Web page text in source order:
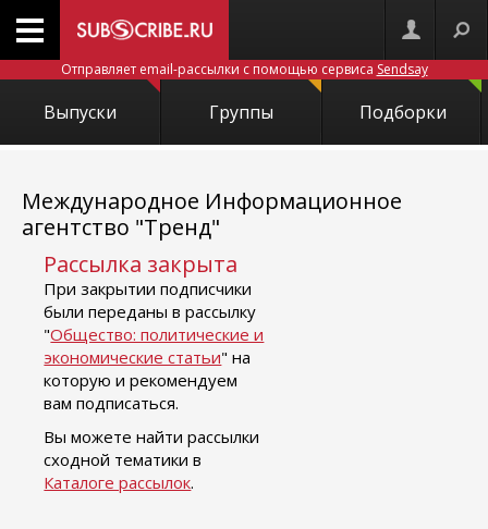
Отправляет email-рассылки с помощью сервиса Sendsay
Выпуски Группы Подборки
Международное Информационное
агентство "Тренд"
Рассылка закрыта
При закрытии подписчики
были переданы в рассылку
"Общество: политические и
экономические статьи" на
которую и рекомендуем
вам подписаться.
Вы можете найти рассылки
сходной тематики в
Каталоге рассылок.